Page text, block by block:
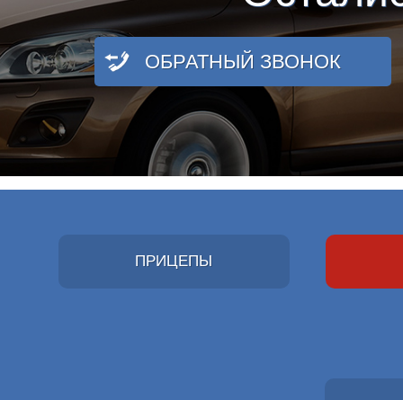
ОБРАТНЫЙ ЗВОНОК
ПРИЦЕПЫ